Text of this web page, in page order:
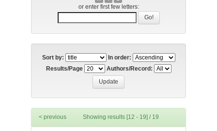
or enter first few letters:
Sort by:
In order:
Results/Page
Authors/Record:
Showing results [12 - 19] / 19
< previous